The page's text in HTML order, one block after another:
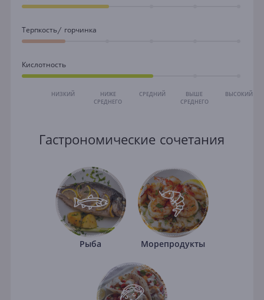
Терпкость/ горчинка
Кислотность
НИЗКИЙ
НИЖЕ
СРЕДНЕГО
СРЕДНИЙ
ВЫШЕ
СРЕДНЕГО
ВЫСОКИЙ
Гастрономические сочетания
Рыба Морепродукты